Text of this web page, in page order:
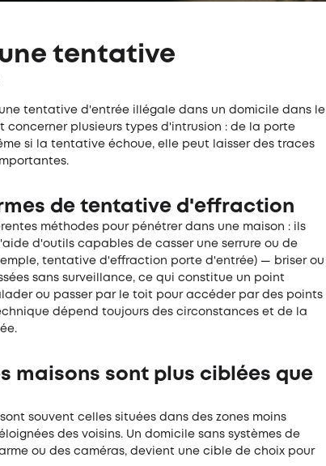
tentative
tentative d'entrée illégale dans un domicile dans le
concerner plusieurs types d'intrusion : de la porte
si la tentative échoue, elle peut laisser des traces
de tentative d'effraction
méthodes pour pénétrer dans une maison : ils
d'outils capables de casser une serrure ou de
tentative d'effraction porte d'entrée) — briser ou
sans surveillance, ce qui constitue un point
ou passer par le toit pour accéder par des points
dépend toujours des circonstances et de la
maisons sont plus ciblées que
souvent celles situées dans des zones moins
des voisins. Un domicile sans systèmes de
ou des caméras, devient une cible de choix pour